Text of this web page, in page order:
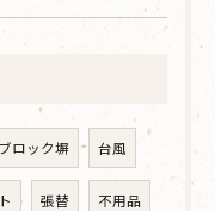
ブロック塀 台風
張替 不用品